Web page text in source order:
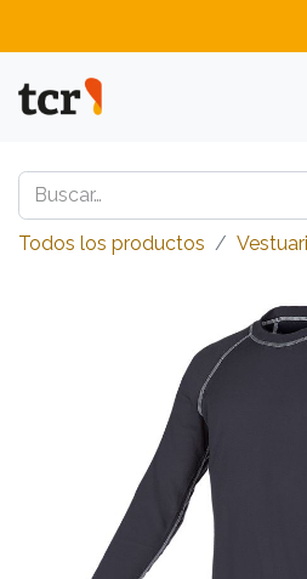
Todos los productos